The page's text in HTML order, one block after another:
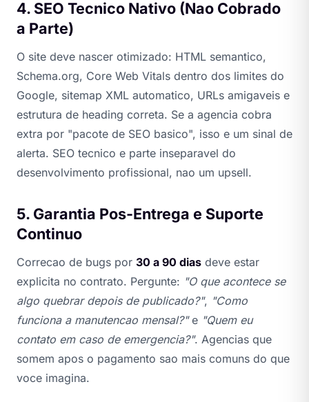
4. SEO Tecnico Nativo (Nao Cobrado
a Parte)
O site deve nascer otimizado: HTML semantico,
Schema.org, Core Web Vitals dentro dos limites do
Google, sitemap XML automatico, URLs amigaveis e
estrutura de heading correta. Se a agencia cobra
extra por "pacote de SEO basico", isso e um sinal de
alerta. SEO tecnico e parte inseparavel do
desenvolvimento profissional, nao um upsell.
5. Garantia Pos-Entrega e Suporte
Continuo
Correcao de bugs por 30 a 90 dias deve estar
explicita no contrato. Pergunte: "O que acontece se
algo quebrar depois de publicado?", "Como
funciona a manutencao mensal?"e "Quem eu
contato em caso de emergencia?". Agencias que
somem apos o pagamento sao mais comuns do que
voce imagina.